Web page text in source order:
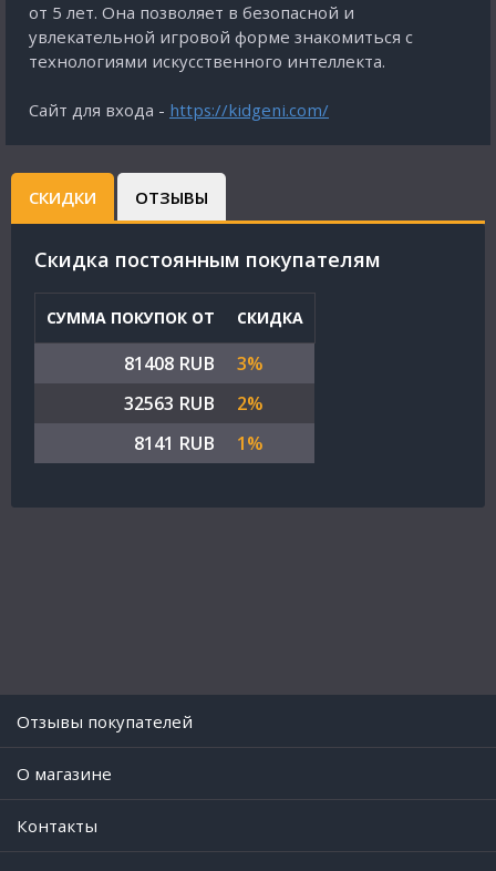
от 5 лет. Она позволяет в безопасной и
увлекательной игровой форме знакомиться с
технологиями искусственного интеллекта.
Сайт для входа - https://kidgeni.com/
СКИДКИ ОТЗЫВЫ
Cкидка постоянным покупателям
СУММА ПОКУПОК ОТ СКИДКА
81408 RUB
3%
32563 RUB
2%
8141 RUB
1%
Отзывы покупателей
O магазине
Контакты